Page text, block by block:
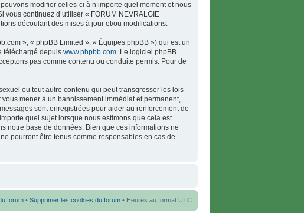
modifier celles-ci à n’importe quel moment et nous
continuez d’utiliser « FORUM NEVRALGIE
découlant des mises à jour et/ou modifications.
», « phpBB Limited », « Équipes phpBB ») qui est un
téléchargé depuis www.phpbb.com. Le logiciel phpBB
pas comme contenu ou conduite permis. Pour de
ou tout autre contenu qui peut transgresser les lois
mener à un bannissement immédiat et permanent,
sont enregistrées pour aider au renforcement de
quel sujet lorsque nous estimons que cela est
notre base de données. Bien que ces informations ne
pourront être tenus comme responsables en cas de
forum • Supprimer les cookies du forum • Heures au format UTC